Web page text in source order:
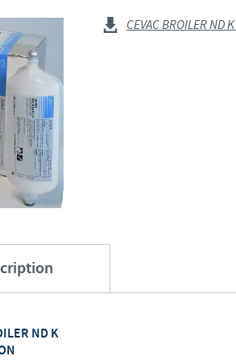
Bulgaria
CEVAC BROILER ND
ND K